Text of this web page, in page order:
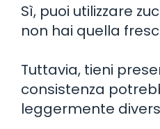
Sì, puoi utilizzare
non hai quella
Tuttavia, tieni
consistenza
leggermente